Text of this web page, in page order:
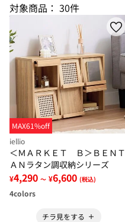
対象商品： 30件
MAX61%off
iellio
＜ＭＡＲＫＥＴ Ｂ＞ＢＥＮＴ
ＡＮラタン調収納シリーズ
¥4,290 ～ ¥6,600 (税込)
4colors
チラ見をする